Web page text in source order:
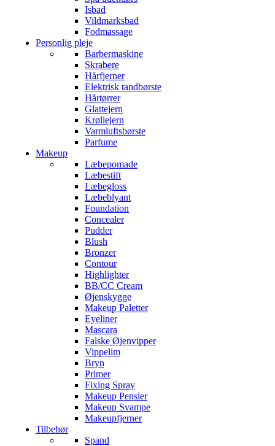
Isbad
Vildmarksbad
Fodmassage
Personlig pleje
Barbermaskine
Skrabere
Hårfjerner
Elektrisk tandbørste
Hårtørrer
Glattejern
Krøllejern
Varmluftsbørste
Parfume
Makeup
Læbepomade
Læbestift
Læbegloss
Læbeblyant
Foundation
Concealer
Pudder
Blush
Bronzer
Contour
Highlighter
BB/CC Cream
Øjenskygge
Makeup Paletter
Eyeliner
Mascara
Falske Øjenvipper
Vippelim
Bryn
Primer
Fixing Spray
Makeup Pensler
Makeup Svampe
Makeupfjerner
Tilbehør
Spand